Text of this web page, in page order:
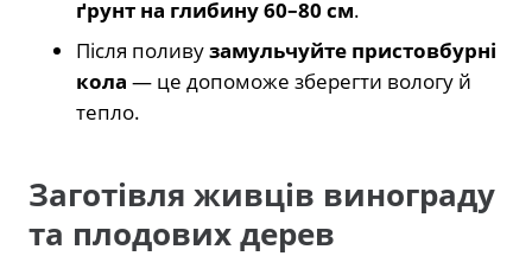
ґрунт на глибину 60–80 см.
Після поливузамульчуйте пристовбурні
кола — це допоможе зберегти вологу й
тепло.
Заготівля живців винограду
та плодових дерев